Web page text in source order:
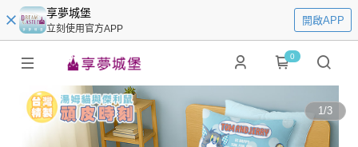
享夢城堡
立刻使用官方APP
開啟APP
0
1/3